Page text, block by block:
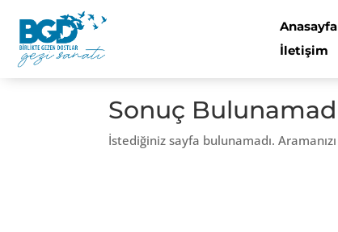
Anasayfa
İletişim
Sonuç
İstediğiniz sayfa bulunamadı.